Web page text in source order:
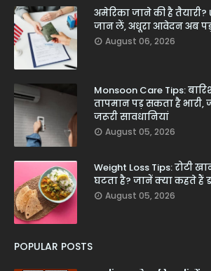
अमेरिका जाने की है
जान लें, अधूरा आवेदन अब
August 06, 2026
Monsoon Care Tips:
तापमान पड़ सकता है भारी,
जरूरी सावधानियां
August 05, 2026
Weight Loss Tips: रोटी
घटता है? जानें क्या कहते हैं
August 05, 2026
POPULAR POSTS